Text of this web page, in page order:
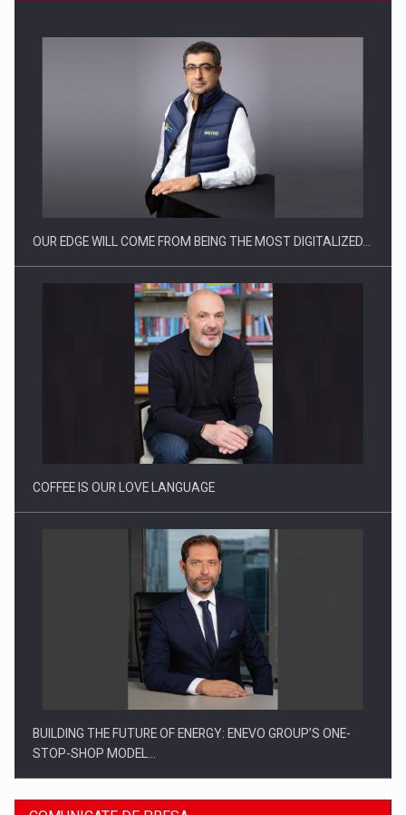
Producatorii si comerciantii care nu se supun noilor
Proteinmaxxing and the Future of Protein Demand
OUR EDGE WILL COME FROM BEING THE MOST DIGITALIZED…
COFFEE IS OUR LOVE LANGUAGE
BUILDING THE FUTURE OF ENERGY: ENEVO GROUP’S ONE-
STOP-SHOP MODEL…